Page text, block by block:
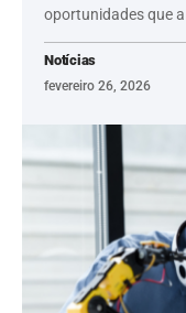
oportunidades que
Notícias
fevereiro 26, 2026